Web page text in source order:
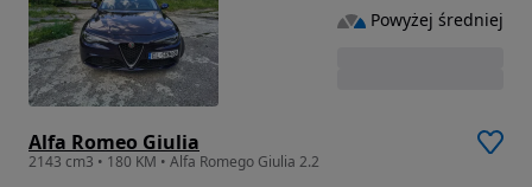
Alfa Romeo Giulia
2143 cm3 • 180 KM • Alfa Romego Giulia 2.2
Powyżej średniej